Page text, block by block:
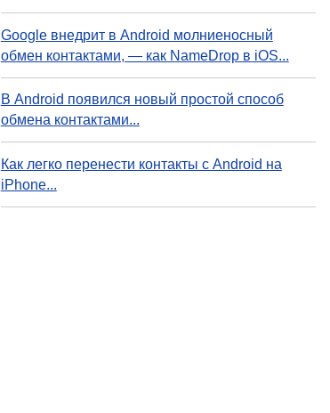
Google внедрит в Android молниеносный
обмен контактами, — как NameDrop в iOS...
В Android появился новый простой способ
обмена контактами...
Как легко перенести контакты с Android на
iPhone...